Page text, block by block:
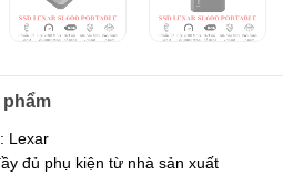
Lexar
đủ phụ kiện từ nhà sản xuất